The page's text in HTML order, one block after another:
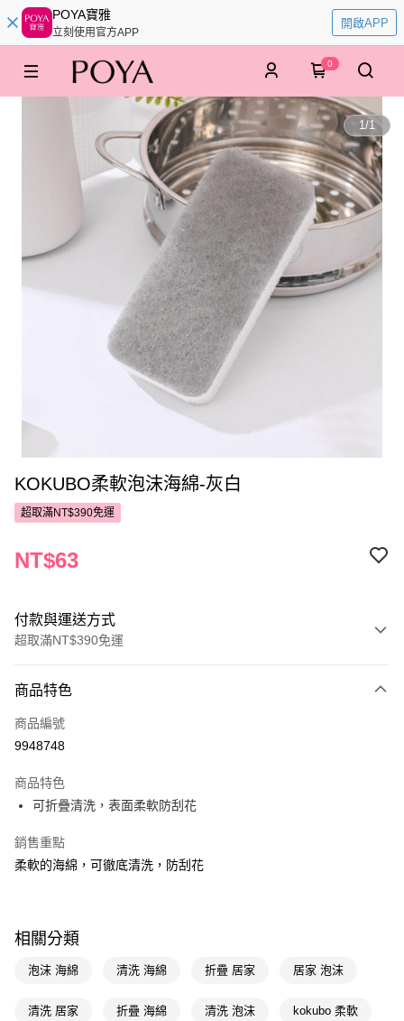
POYA寶雅
立刻使用官方APP
開啟APP
0
1/1
KOKUBO柔軟泡沫海綿-灰白
超取滿NT$390免運
NT$63
付款與運送方式
超取滿NT$390免運
POYA支付
信用卡一次付款
LINE Pay
Apple Pay
街口支付
Google Pay
AFTEE先享後付
【關於「AFTEE先享後付」】
商品特色
商品編號
9948748
商品特色
可折疊清洗，表面柔軟防刮花
銷售重點
柔軟的海綿，可徹底清洗，防刮花
相關分類
泡沫 海綿 清洗 海綿 折疊 居家 居家 泡沫
清洗 居家 折疊 海綿 清洗 泡沫 kokubo 柔軟